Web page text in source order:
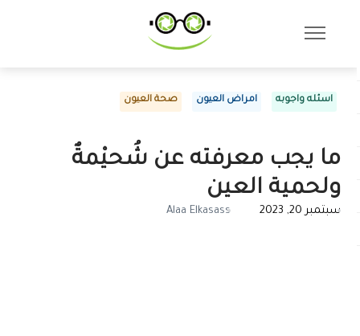
اسئله واجوبه امراض العيون صحة العيون
ما يجب معرفته عن شُحيْمةٌ
ولحمية العين
سبتمبر 20, 2023 Alaa Elkasass